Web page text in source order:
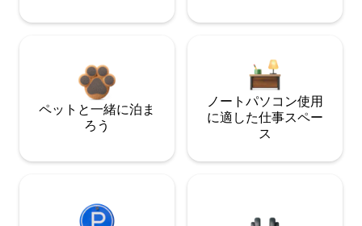
ペットと一緒に泊ま
ろう
ノートパソコン使用
に適した仕事スペー
ス